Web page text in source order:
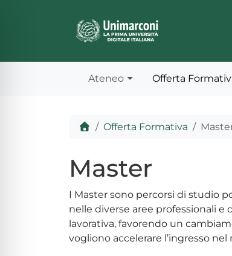
Ateneo Offerta
Home
Offerta Formativa
Master
I Master sono percorsi di studio
nelle diverse aree professionali e
lavorativa, favorendo un
vogliono accelerare l’ingresso
per disabilità visive